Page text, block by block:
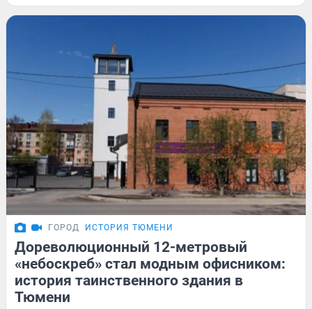
ГОРОД ИСТОРИЯ ТЮМЕНИ
Дореволюционный 12-метровый
«небоскреб» стал модным офисником:
история таинственного здания в
Тюмени